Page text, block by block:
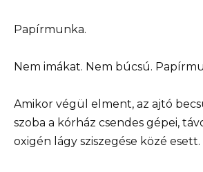
Papírmunka.
Nem imákat. Nem búcsú.
Amikor végül elment, az ajtó
szoba a kórház csendes gépei,
oxigén lágy sziszegése közé esett.